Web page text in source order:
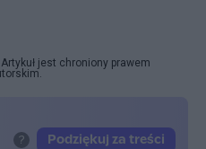
jest chroniony prawem